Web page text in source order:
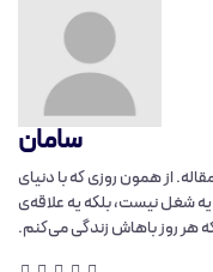
سامان
از همون روزی که با دنیای
شغل نیست، بلکه یه علاقه‌ی
هر روز باهاش زندگی می‌کنم.